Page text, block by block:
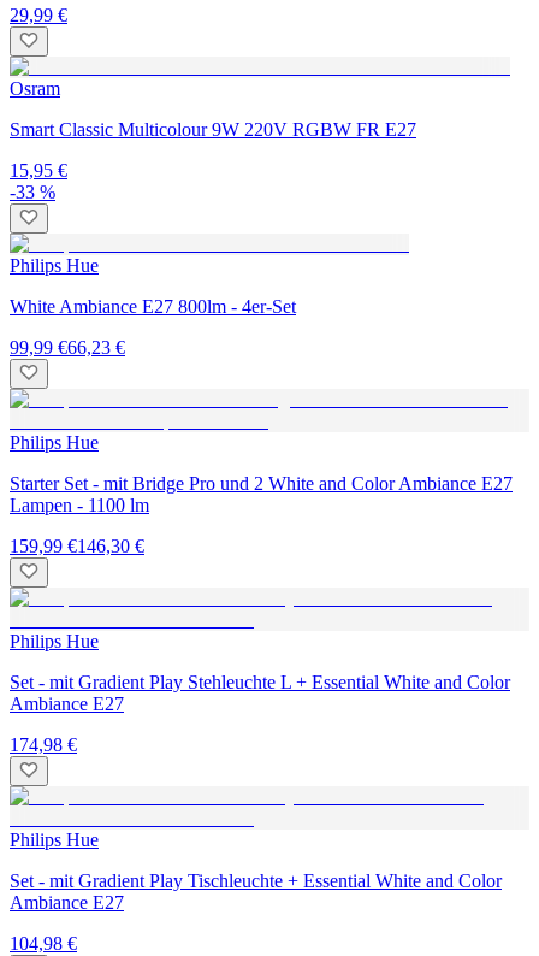
29,99 €
Osram
Smart Classic Multicolour 9W 220V RGBW FR E27
15,95 €
-33 %
Philips Hue
White Ambiance E27 800lm - 4er-Set
99,99 €66,23 €
Philips Hue
Starter Set - mit Bridge Pro und 2 White and Color Ambiance E27
Lampen - 1100 lm
159,99 €146,30 €
Philips Hue
Set - mit Gradient Play Stehleuchte L + Essential White and Color
Ambiance E27
174,98 €
Philips Hue
Set - mit Gradient Play Tischleuchte + Essential White and Color
Ambiance E27
104,98 €